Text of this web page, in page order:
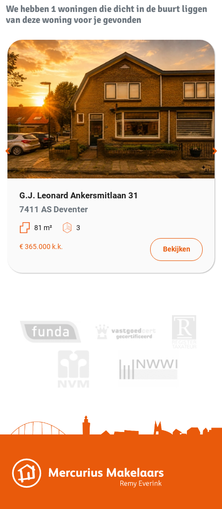
Bergruimte
Schuur of berging Inpandig
Parkeergelegenheid
Garage Geen garage
Parkeer faciliciteiten Openbaar parkeren
Dak
Soort dak Plat dak
Voorzieningen
Overig
Huidige bestemming Woonruimte
Woonruimte
Sectie A
Perceelnummer
Oppervlakte
We hebben 1 woningen die dicht in de buurt liggen
van deze woning voor je gevonden
G.J. Leonard Ankersmitlaan 31
7411 AS Deventer
81 m² 3
€ 365.000 k.k. Bekijken